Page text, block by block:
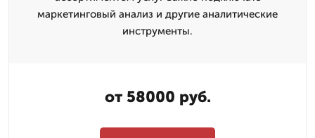
маркетинговый анализ и другие аналитические
инструменты.
от 58000 руб.